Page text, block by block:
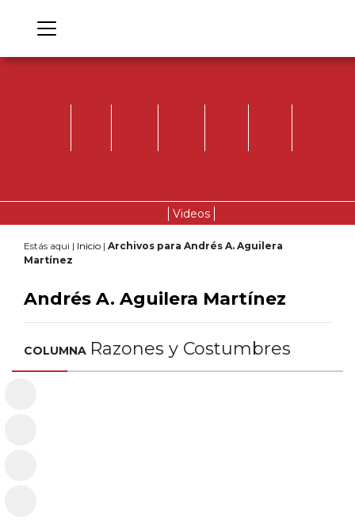
Videos
Estás aqui | Inicio | Archivos para Andrés A. Aguilera
Martínez
Andrés A. Aguilera Martínez
COLUMNA Razones y Costumbres